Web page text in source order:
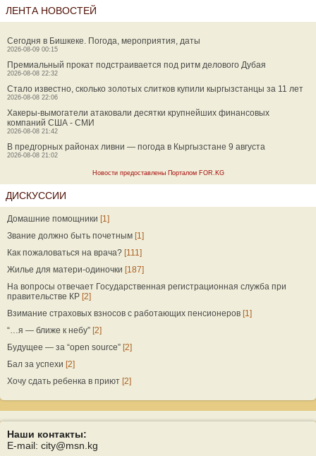
ЛЕНТА НОВОСТЕЙ
Сегодня в Бишкеке. Погода, мероприятия, даты
2026-08-09 00:15
Премиальный прокат подстраивается под ритм делового Дубая
2026-08-08 22:32
Стало известно, сколько золотых слитков купили кыргызстанцы за 11 лет
2026-08-08 22:06
Хакеры-вымогатели атаковали десятки крупнейших финансовых
компаний США - СМИ
2026-08-08 21:42
В предгорных районах ливни — погода в Кыргызстане 9 августа
2026-08-08 21:02
Новости предоставлены Порталом FOR.KG
ДИСКУССИИ
Домашние помощники [1]
Звание должно быть почетным [1]
Как пожаловаться на врача? [111]
Жилье для матери-одиночки [187]
На вопросы отвечает Государственная регистрационная служба при
правительстве КР [2]
Взимание страховых взносов с работающих пенсионеров [1]
“…я — ближе к небу” [2]
Будущее — за “open source” [2]
Бал за успехи [2]
Хочу сдать ребенка в приют [2]
Наши контакты:
E-mail: city@msn.kg